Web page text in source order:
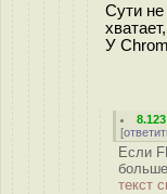
Сути не
У
8.123
[
Если
текст